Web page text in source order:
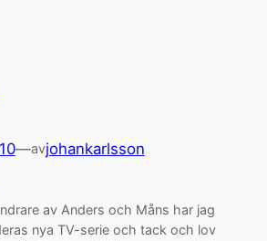
—avjohankarlsson
av Anders och Måns har jag
nya TV-serie och tack och lov